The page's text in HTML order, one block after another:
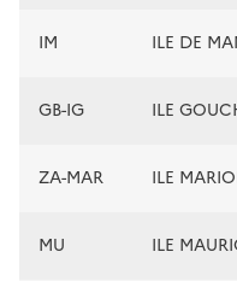
IM ILE DE
GB-IG ILE
ZA-MAR ILE
MU ILE